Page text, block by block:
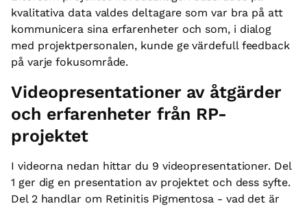
kvalitativa data valdes deltagare som var bra på att
kommunicera sina erfarenheter och som, i dialog
med projektpersonalen, kunde ge värdefull feedback
på varje fokusområde.
Videopresentationer av åtgärder
och erfarenheter från RP-
projektet
I videorna nedan hittar du 9 videopresentationer. Del
1 ger dig en presentation av projektet och dess syfte.
Del 2 handlar om Retinitis Pigmentosa - vad det är